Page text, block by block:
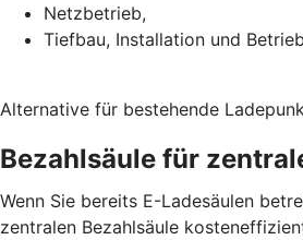
Netzbetrieb,
Tiefbau, Installation und
Alternative für bestehende
Bezahlsäule für
Wenn Sie bereits E-Ladesäulen
zentralen Bezahlsäule